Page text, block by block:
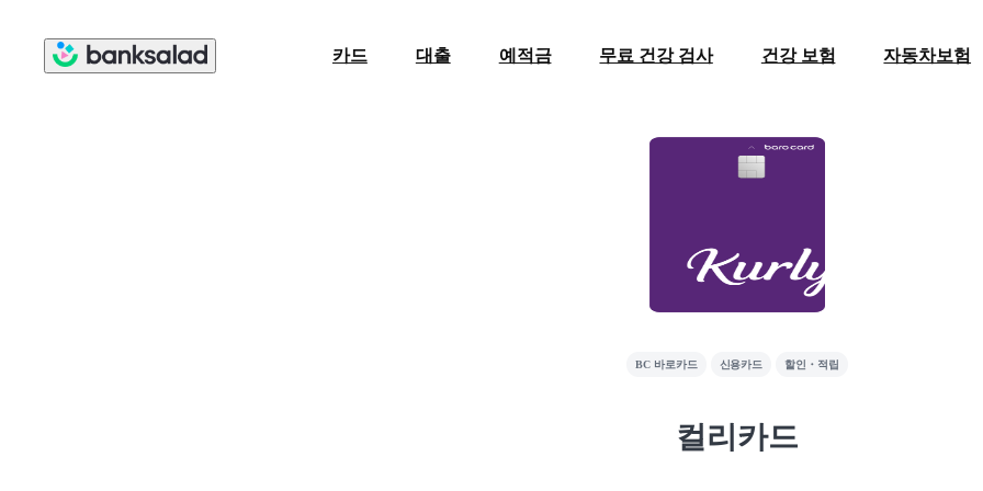
카드 대출 예적금 무료 건강 검사 건강 보험 자동차보험
BC 바로카드 신용카드 할인・적립
컬리카드